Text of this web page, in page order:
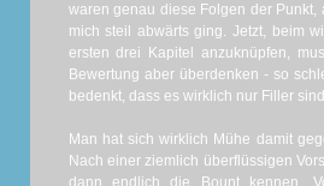
waren genau diese Folgen der
mich steil abwärts ging. Jetzt, beim
ersten drei Kapitel anzuknüpfen,
Bewertung aber überdenken - so
bedenkt, dass es wirklich nur Filler
Man hat sich wirklich Mühe damit
Nach einer ziemlich überflüssigen
dann endlich die Bount kennen.